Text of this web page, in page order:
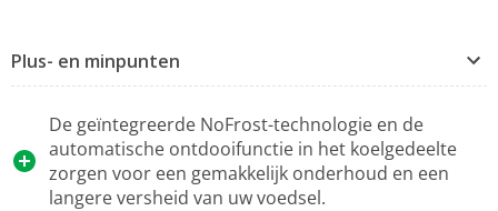
Plus- en minpunten
De geïntegreerde NoFrost-technologie en de
automatische ontdooifunctie in het koelgedeelte
zorgen voor een gemakkelijk onderhoud en een
langere versheid van uw voedsel.